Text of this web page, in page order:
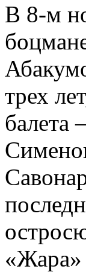
В 8-м
трех
балета
«Жара»